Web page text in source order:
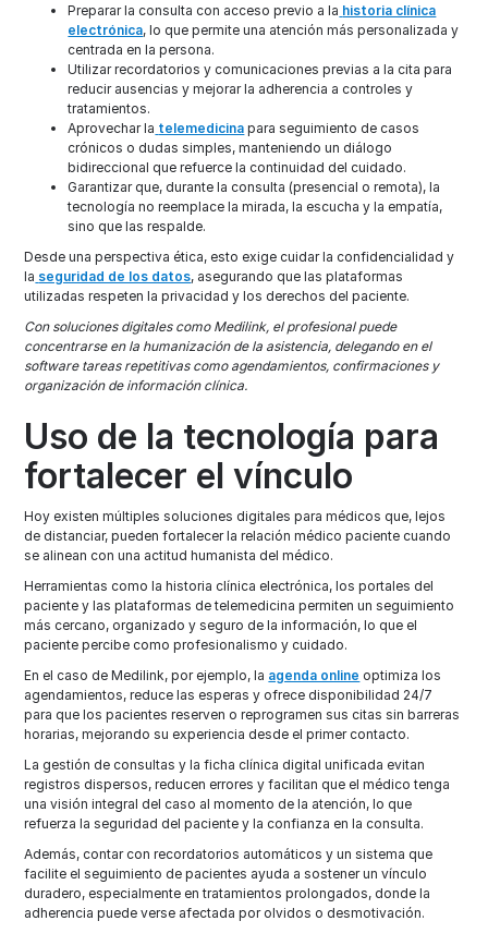
Preparar la consulta con acceso previo a la historia clínica
electrónica, lo que permite una atención más personalizada y
centrada en la persona.
Utilizar recordatorios y comunicaciones previas a la cita para
reducir ausencias y mejorar la adherencia a controles y
tratamientos.
Aprovechar la telemedicina para seguimiento de casos
crónicos o dudas simples, manteniendo un diálogo
bidireccional que refuerce la continuidad del cuidado.
Garantizar que, durante la consulta (presencial o remota), la
tecnología no reemplace la mirada, la escucha y la empatía,
sino que las respalde.
Desde una perspectiva ética, esto exige cuidar la confidencialidad y
la seguridad de los datos, asegurando que las plataformas
utilizadas respeten la privacidad y los derechos del paciente.
Con soluciones digitales como Medilink, el profesional puede
concentrarse en la humanización de la asistencia, delegando en el
software tareas repetitivas como agendamientos, confirmaciones y
organización de información clínica.
Uso de la tecnología para
fortalecer el vínculo
Hoy existen múltiples soluciones digitales para médicos que, lejos
de distanciar, pueden fortalecer la relación médico paciente cuando
se alinean con una actitud humanista del médico.
Herramientas como la historia clínica electrónica, los portales del
paciente y las plataformas de telemedicina permiten un seguimiento
más cercano, organizado y seguro de la información, lo que el
paciente percibe como profesionalismo y cuidado.
En el caso de Medilink, por ejemplo, la agenda online optimiza los
agendamientos, reduce las esperas y ofrece disponibilidad 24/7
para que los pacientes reserven o reprogramen sus citas sin barreras
horarias, mejorando su experiencia desde el primer contacto.
La gestión de consultas y la ficha clínica digital unificada evitan
registros dispersos, reducen errores y facilitan que el médico tenga
una visión integral del caso al momento de la atención, lo que
refuerza la seguridad del paciente y la confianza en la consulta.
Además, contar con recordatorios automáticos y un sistema que
facilite el seguimiento de pacientes ayuda a sostener un vínculo
duradero, especialmente en tratamientos prolongados, donde la
adherencia puede verse afectada por olvidos o desmotivación.